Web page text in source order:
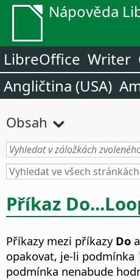
Nápověda
LibreOffice Writer
Angličtina (USA)
Obsah
Příkaz
Příkazy mezi příkazy Do a
opakovat, je-li podmínka
podmínka nenabude